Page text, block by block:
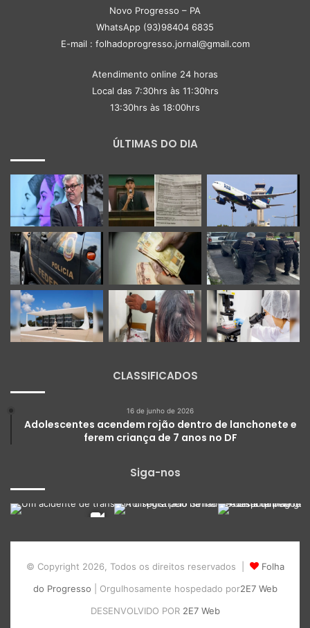
Novo Progresso – PA
WhatsApp (93)98404 6835
E-mail : folhadoprogresso.jornal@gmail.com
Atendimento online 24 horas
Local das 7:30hrs às 11:30hrs
13:30hrs às 18:00hrs
ÚLTIMAS DO DIA
CLASSIFICADOS
16 de junho de 2026
Adolescentes acendem rojão dentro de lanchonete e
ferem criança de 7 anos no DF
Siga-nos
© Copyright 2026, Todos os direitos reservados |
Folha
do Progresso | Orgulhosamente hospedado por2E7 Web
DESENVOLVIDO POR 2E7 Web